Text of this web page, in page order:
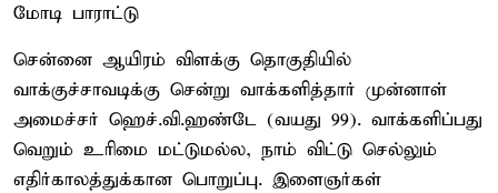
மோடி பாராட்டு
சென்னை ஆயிரம் விளக்கு தொகுதியில்
வாக்குச்சாவடிக்கு சென்று வாக்களித்தார் முன்னாள்
அமைச்சர் ஹெச்.வி.ஹண்டே (வயது 99). வாக்களிப்பது
வெறும் உரிமை மட்டுமல்ல, நாம் விட்டு செல்லும்
எதிர்காலத்துக்கான பொறுப்பு. இளைஞர்கள்